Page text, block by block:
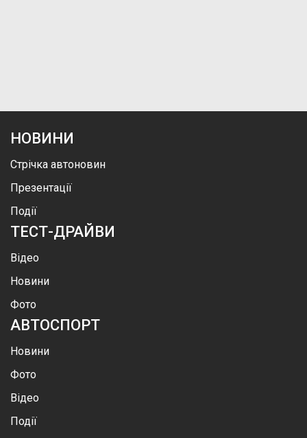
НОВИНИ
Стрічка автоновин
Презентації
Події
ТЕСТ-ДРАЙВИ
Відео
Новини
Фото
АВТОСПОРТ
Новини
Фото
Відео
Події